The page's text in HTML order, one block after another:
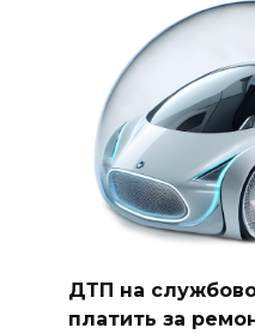
ДТП на
платить за